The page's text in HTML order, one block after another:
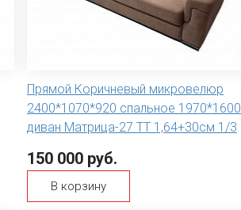
Прямой Коричневый микровелюр
2400*1070*920 спальное 1970*1600
диван Матрица-27 ТТ 1,64+30см 1/3
150 000 руб.
В корзину